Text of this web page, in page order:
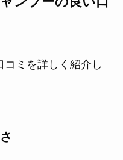
ミを詳しく紹介し